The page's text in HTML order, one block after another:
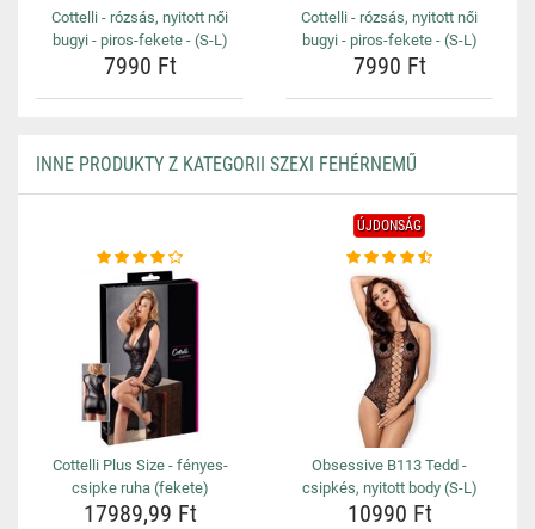
Cottelli - rózsás, nyitott női
bugyi - piros-fekete - (S-L)
7990 Ft
Cottelli - rózsás, nyitott női
bugyi - piros-fekete - (S-L)
7990 Ft
INNE PRODUKTY Z KATEGORII SZEXI FEHÉRNEMŰ
Cottelli Plus Size - fényes-
csipke ruha (fekete)
17989,99 Ft
ÚJDONSÁG
Obsessive B113 Tedd -
csipkés, nyitott body (S-L)
10990 Ft